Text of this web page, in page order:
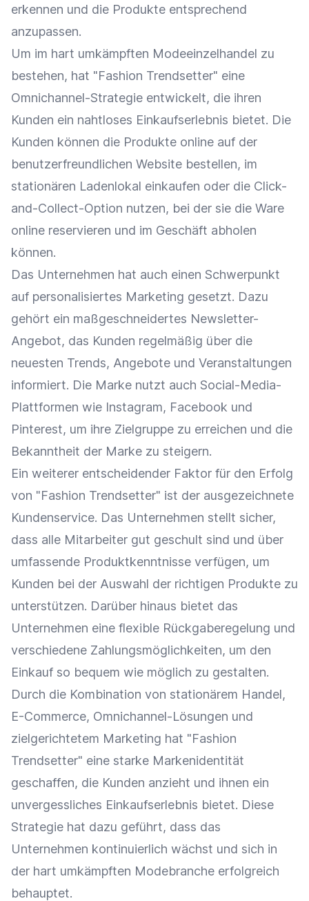
erkennen und die Produkte entsprechend
anzupassen.
Um im hart umkämpften Modeeinzelhandel zu
bestehen, hat "Fashion Trendsetter" eine
Omnichannel-Strategie entwickelt, die ihren
Kunden ein nahtloses Einkaufserlebnis bietet. Die
Kunden können die Produkte online auf der
benutzerfreundlichen Website bestellen, im
stationären Ladenlokal einkaufen oder die Click-
and-Collect-Option nutzen, bei der sie die Ware
online reservieren und im Geschäft abholen
können.
Das Unternehmen hat auch einen Schwerpunkt
auf personalisiertes Marketing gesetzt. Dazu
gehört ein maßgeschneidertes Newsletter-
Angebot, das Kunden regelmäßig über die
neuesten Trends, Angebote und Veranstaltungen
informiert. Die Marke nutzt auch Social-Media-
Plattformen wie Instagram, Facebook und
Pinterest, um ihre Zielgruppe zu erreichen und die
Bekanntheit der Marke zu steigern.
Ein weiterer entscheidender Faktor für den Erfolg
von "Fashion Trendsetter" ist der ausgezeichnete
Kundenservice. Das Unternehmen stellt sicher,
dass alle Mitarbeiter gut geschult sind und über
umfassende Produktkenntnisse verfügen, um
Kunden bei der Auswahl der richtigen Produkte zu
unterstützen. Darüber hinaus bietet das
Unternehmen eine flexible Rückgaberegelung und
verschiedene Zahlungsmöglichkeiten, um den
Einkauf so bequem wie möglich zu gestalten.
Durch die Kombination von stationärem Handel,
E-Commerce, Omnichannel-Lösungen und
zielgerichtetem Marketing hat "Fashion
Trendsetter" eine starke Markenidentität
geschaffen, die Kunden anzieht und ihnen ein
unvergessliches Einkaufserlebnis bietet. Diese
Strategie hat dazu geführt, dass das
Unternehmen kontinuierlich wächst und sich in
der hart umkämpften Modebranche erfolgreich
behauptet.